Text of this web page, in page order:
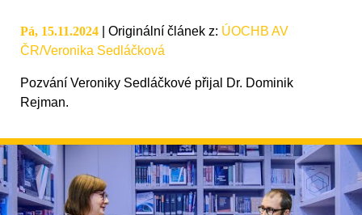
Pá, 15.11.2024 Originální článek z: ÚOCHB AV
ČR/Veronika Sedláčková
Pozvání Veroniky Sedláčkové přijal Dr. Dominik
Rejman.